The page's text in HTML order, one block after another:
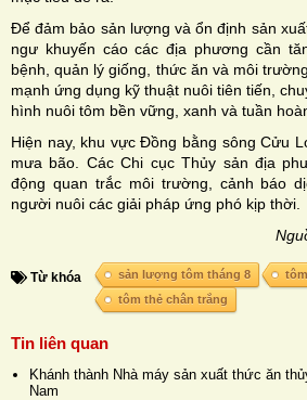
Để đảm bảo sản lượng và ổn định sản
ngư khuyến cáo các địa phương cần
bệnh, quản lý giống, thức ăn và môi
mạnh ứng dụng kỹ thuật nuôi tiên tiến,
hình nuôi tôm bền vững, xanh và tuần
Hiện nay, khu vực Đồng bằng sông Cửu
mưa bão. Các Chi cục Thủy sản địa
động quan trắc môi trường, cảnh báo
người nuôi các giải pháp ứng phó kịp thời.
Từ khóa sản lượng tôm tháng 8
tôm thẻ chân trắng
Tin liên quan
Khánh thành Nhà máy sản xuất thức ăn
Nam